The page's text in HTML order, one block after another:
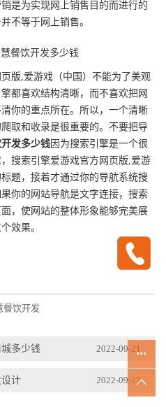
是为实现网上销售目的而进行的
不等于网上销售。
版,爱游戏（中国）不能为了美观
都喜欢结构清晰，而不喜欢把网
你的重点所在。所以，一个清晰
取和收录是很重要的。不要把导
发多少钱因为搜索引擎是一个很
搜索引擎爱游戏官方网页版,爱游
题，接着才通过你的导航系统搜
你的网站导航是文字连接，搜索
，使网站的整体形象能够完美展
效果。
餐饮开发
多少钱 2022-09-21
计 2022-09-22